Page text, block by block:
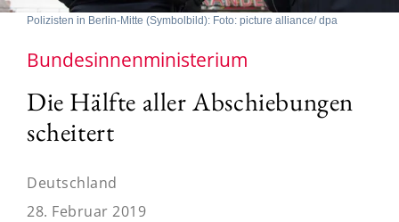
Polizisten in Berlin-Mitte (Symbolbild): Foto: picture alliance/ dpa
Bundesinnenministerium
Die Hälfte aller Abschiebungen
scheitert
Deutschland
28. Februar 2019